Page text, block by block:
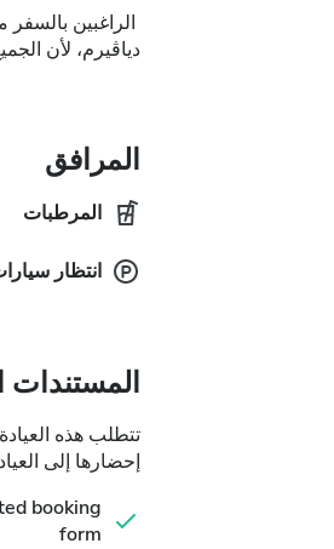
الراغبين
دياڤيرم، لأن
المرافق
المرطبات
انتظار
المستندات
تتطلب هذه
إحضارها إلى
booking
form